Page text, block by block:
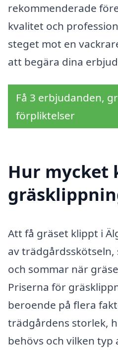
rekommenderade
kvalitet och
steget mot en
att begära dina
Få 3 erbjudanden,
förpliktelser
Hur mycket
Att få gräset klippt i
av
och sommar när
Priserna för
beroende på flera
trädgårdens storlek,
behövs och vilken typ